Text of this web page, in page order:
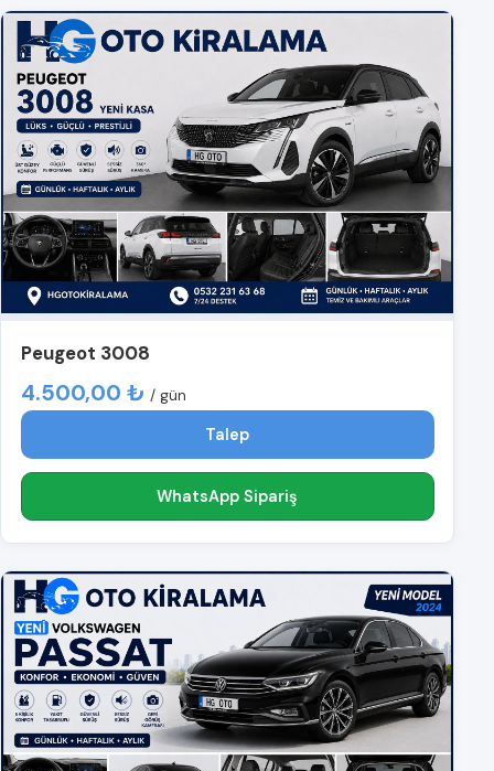
Peugeot 3008
4.500,00 ₺ / gün
Talep
WhatsApp Sipariş